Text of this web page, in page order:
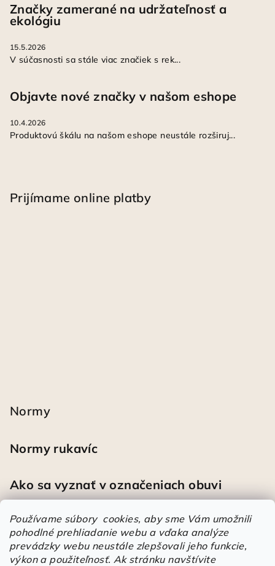
Používame súbory cookies, aby sme Vám umožnili
pohodlné prehliadanie webu a vďaka analýze
prevádzky webu neustále zlepšovali jeho funkcie,
výkon a použiteľnosť. Ak stránku navštívite
Značky zamerané na udržateľnosť a
ekológiu
15.5.2026
V súčasnosti sa stále viac značiek s rek...
Objavte nové značky v našom eshope
10.4.2026
Produktovú škálu na našom eshope neustále rozširuj...
Prijímame online platby
Normy
Normy rukavíc
Ako sa vyznať v označeniach obuvi
Heureka